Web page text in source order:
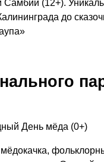
Самбии (12+).
до
День мёда (0+)